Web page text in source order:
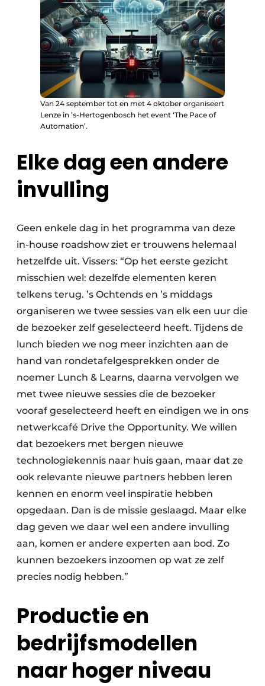
Van 24 september tot en met 4 oktober organiseert
Lenze in ’s-Hertogenbosch het event ‘The Pace of
Automation’.
Elke dag een andere
invulling
Geen enkele dag in het programma van deze
in-house roadshow ziet er trouwens helemaal
hetzelfde uit. Vissers: “Op het eerste gezicht
misschien wel: dezelfde elementen keren
telkens terug. ’s Ochtends en ’s middags
organiseren we twee sessies van elk een uur die
de bezoeker zelf geselecteerd heeft. Tijdens de
lunch bieden we nog meer inzichten aan de
hand van rondetafelgesprekken onder de
noemer Lunch & Learns, daarna vervolgen we
met twee nieuwe sessies die de bezoeker
vooraf geselecteerd heeft en eindigen we in ons
netwerkcafé Drive the Opportunity. We willen
dat bezoekers met bergen nieuwe
technologiekennis naar huis gaan, maar dat ze
ook relevante nieuwe partners hebben leren
kennen en enorm veel inspiratie hebben
opgedaan. Dan is de missie geslaagd. Maar elke
dag geven we daar wel een andere invulling
aan, komen er andere experten aan bod. Zo
kunnen bezoekers inzoomen op wat ze zelf
precies nodig hebben.”
Productie en
bedrijfsmodellen
naar hoger niveau